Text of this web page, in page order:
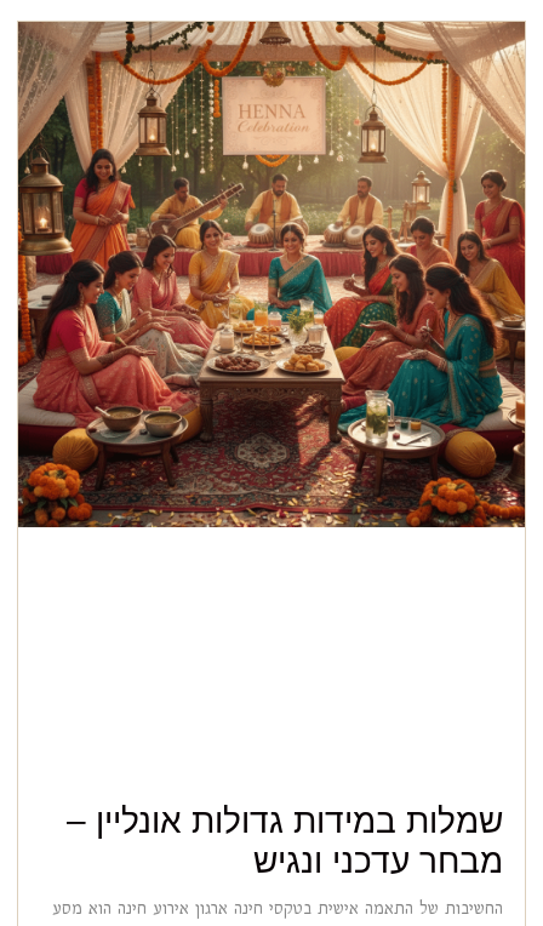
שמלות במידות גדולות אונליין –
מבחר עדכני ונגיש
החשיבות של התאמה אישית בטקסי חינה ארגון אירוע חינה הוא מסע